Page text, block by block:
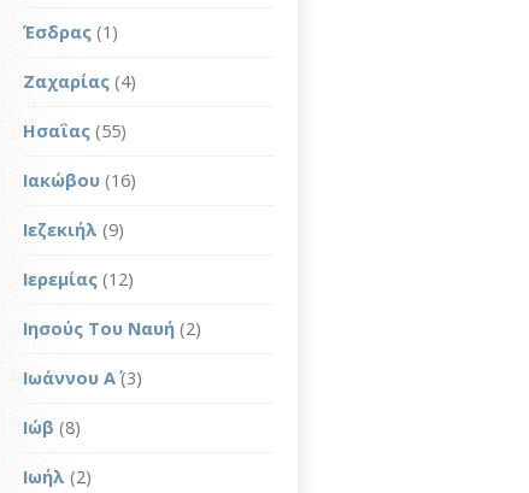
Έσδρας (1)
Ζαχαρίας (4)
Ησαΐας (55)
Ιακώβου (16)
Ιεζεκιήλ (9)
Ιερεμίας (12)
Ιησούς Του Ναυή (2)
Ιωάννου Α΄(3)
Ιώβ (8)
Ιωήλ (2)